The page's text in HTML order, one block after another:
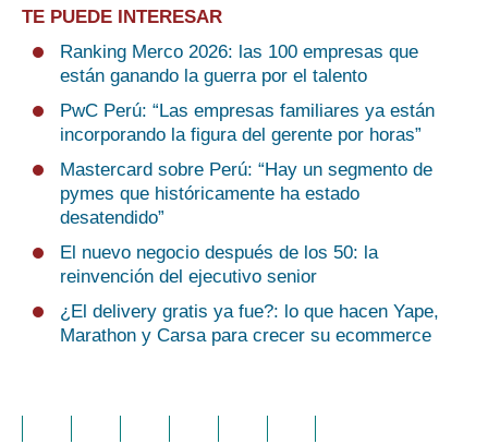
TE PUEDE INTERESAR
Ranking Merco 2026: las 100 empresas que
están ganando la guerra por el talento
PwC Perú: “Las empresas familiares ya están
incorporando la figura del gerente por horas”
Mastercard sobre Perú: “Hay un segmento de
pymes que históricamente ha estado
desatendido”
El nuevo negocio después de los 50: la
reinvención del ejecutivo senior
¿El delivery gratis ya fue?: lo que hacen Yape,
Marathon y Carsa para crecer su ecommerce